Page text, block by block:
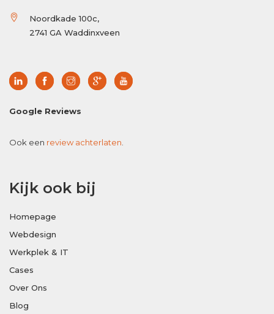
Noordkade 100c,
2741 GA Waddinxveen
Google Reviews
Ook een review achterlaten
Kijk ook bij
Homepage
Webdesign
Werkplek & IT
Cases
Over Ons
Blog